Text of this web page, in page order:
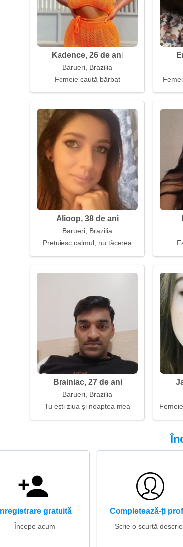
Kadence, 26 de ani
Barueri, Brazilia
Femeie caută bărbat
Alioop, 38 de ani
Barueri, Brazilia
Prețuiesc calmul, nu tăcerea
Brainiac, 27 de ani
Barueri, Brazilia
Tu ești ziua și noaptea mea
Înregistrare gratuită
Începe acum
Completează-ți
Scrie o scurtă